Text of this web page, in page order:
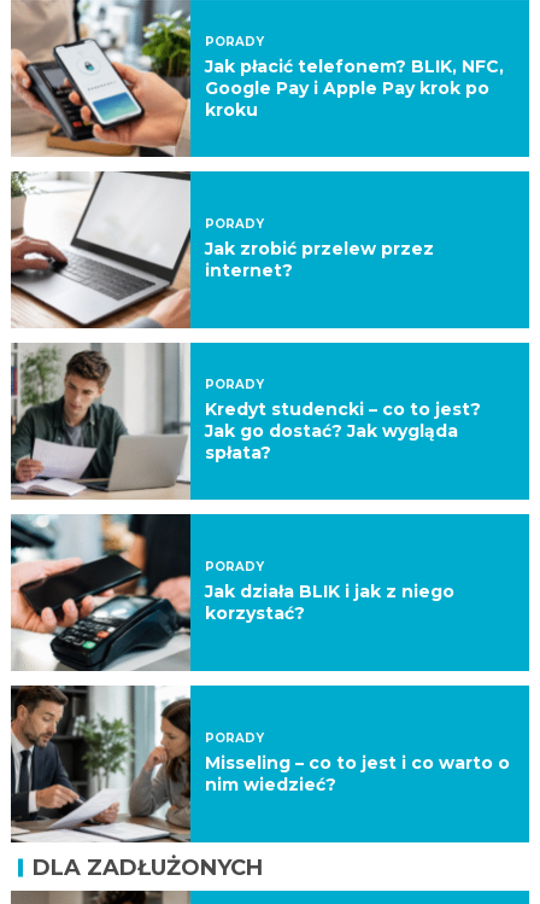
PORADY
Jak płacić telefonem? BLIK, NFC,
Google Pay i Apple Pay krok po
kroku
PORADY
Jak zrobić przelew przez
internet?
PORADY
Kredyt studencki – co to jest?
Jak go dostać? Jak wygląda
spłata?
PORADY
Jak działa BLIK i jak z niego
korzystać?
PORADY
Misseling – co to jest i co warto o
nim wiedzieć?
DLA ZADŁUŻONYCH